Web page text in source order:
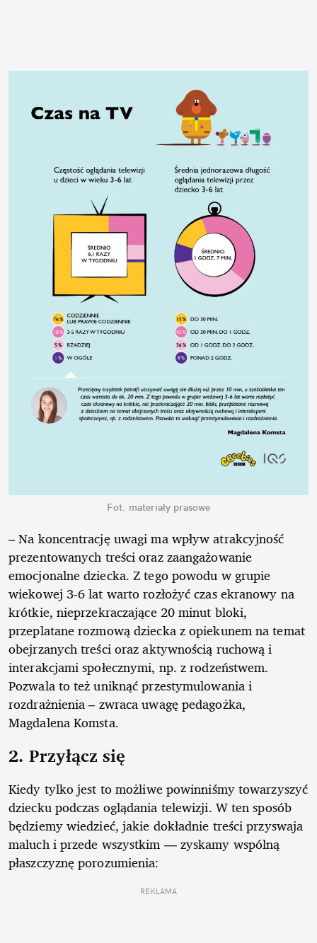
Fot. materiały prasowe
– Na koncentrację uwagi ma wpływ atrakcyjność
prezentowanych treści oraz zaangażowanie
emocjonalne dziecka. Z tego powodu w grupie
wiekowej 3-6 lat warto rozłożyć czas ekranowy na
krótkie, nieprzekraczające 20 minut bloki,
przeplatane rozmową dziecka z opiekunem na temat
obejrzanych treści oraz aktywnością ruchową i
interakcjami społecznymi, np. z rodzeństwem.
Pozwala to też uniknąć przestymulowania i
rozdrażnienia – zwraca uwagę pedagożka,
Magdalena Komsta.
2. Przyłącz się
Kiedy tylko jest to możliwe powinniśmy towarzyszyć
dziecku podczas oglądania telewizji. W ten sposób
będziemy wiedzieć, jakie dokładnie treści przyswaja
maluch i przede wszystkim — zyskamy wspólną
płaszczyznę porozumienia:
REKLAMA